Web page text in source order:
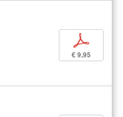
p
€ 9,95